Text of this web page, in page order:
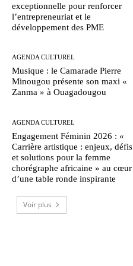
exceptionnelle pour renforcer
l’entrepreneuriat et le
développement des PME
AGENDA CULTUREL
Musique : le Camarade Pierre
Minougou présente son maxi «
Zanma » à Ouagadougou
AGENDA CULTUREL
Engagement Féminin 2026 : «
Carrière artistique : enjeux, défis
et solutions pour la femme
chorégraphe africaine » au cœur
d’une table ronde inspirante
Voir plus